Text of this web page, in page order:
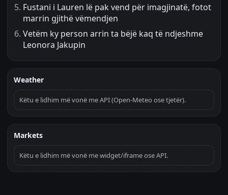
Fustani i Lauren lë pak vend për imagjinatë, fotot
marrin gjithë vëmendjen
Vetëm ky person arrin ta bëjë kaq të ndjeshme
Leonora Jakupin
Weather
Këtu e lidhim më vonë me API (Open-Meteo ose tjetër).
Markets
Këtu e lidhim më vonë me widget/iframe ose API.